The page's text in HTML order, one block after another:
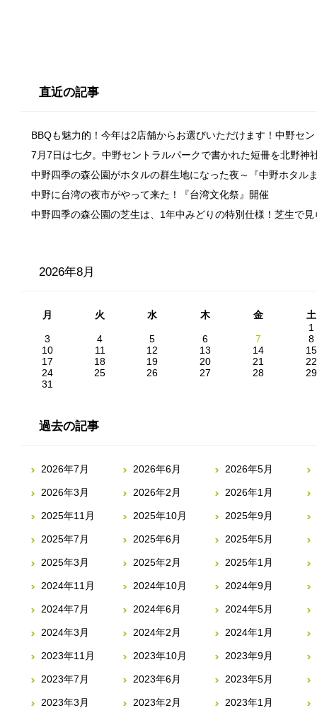
直近の記事
BBQも魅力的！今年は2店舗からお選びいただけます！中野セ
7月7日は七夕。中野セントラルパークで書かれた短冊を北野神
中野四季の森公園がホタルの群生地になった夜～『中野ホタル
中野に台湾の夜市がやって来た！『台湾文化祭』開催
中野四季の森公園の芝生は、1年中みどりの特別仕様！芝生で
2026年8月
月 火 水 木 金
土
1
3
4 5 6 7
8
10
11 12 13 14
15
17
18 19 20 21
22
24
25 26 27 28
29
31
過去の記事
2026年7月 2026年6月 2026年5月
2026年3月 2026年2月 2026年1月
2025年11月 2025年10月 2025年9月
2025年7月 2025年6月 2025年5月
2025年3月 2025年2月 2025年1月
2024年11月 2024年10月 2024年9月
2024年7月 2024年6月 2024年5月
2024年3月 2024年2月 2024年1月
2023年11月 2023年10月 2023年9月
2023年7月 2023年6月 2023年5月
2023年3月 2023年2月 2023年1月